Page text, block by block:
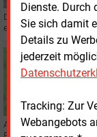
Dienste. Durch
Sie sich damit
Details zu
jederzeit
Tracking: Zur
Webangebots
Die Verbände hatten
einzureichen. Es gibt
E&M
nicht
Anlässlich des